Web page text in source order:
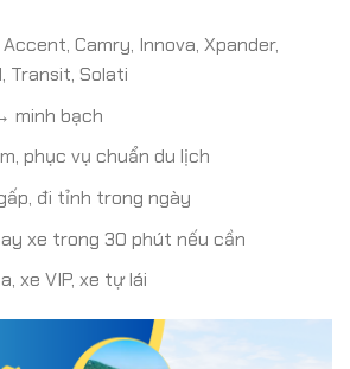
Camry, Innova, Xpander,
Transit, Solati
minh bạch
phục vụ chuẩn du lịch
đi tỉnh trong ngày
xe trong 30 phút nếu cần
xe VIP, xe tự lái